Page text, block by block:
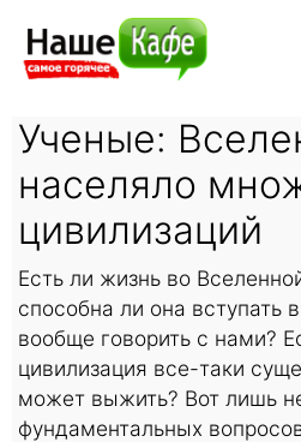
Ученые:
населяло
цивилизаций
Есть ли жизнь во
способна ли она вступать
вообще говорить с нами?
цивилизация все-таки
может выжить? Вот лишь
фундаментальных